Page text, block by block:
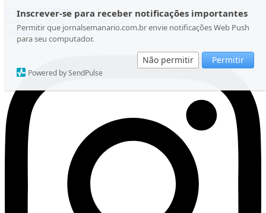
Inscrever-se para receber notificações importantes
Permitir que jornalsemanario.com.br envie notificações Web Push
para seu computador.
Não permitir Permitir
Powered by SendPulse
Ir para o conteúdo
Domingo, 09 de Agosto de 2026
Instagram